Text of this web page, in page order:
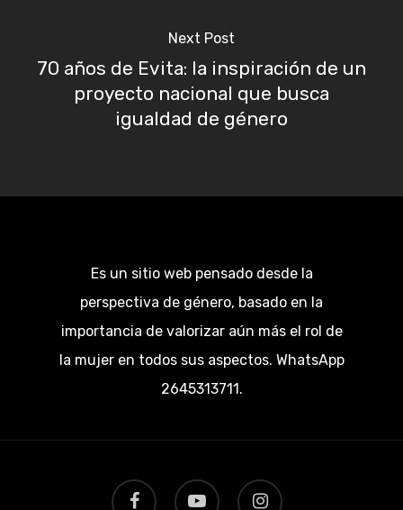
Next Post
70 años de Evita: la inspiración de un
proyecto nacional que busca
igualdad de género
Es un sitio web pensado desde la
perspectiva de género, basado en la
importancia de valorizar aún más el rol de
la mujer en todos sus aspectos. WhatsApp
2645313711.
facebook youtube instagram